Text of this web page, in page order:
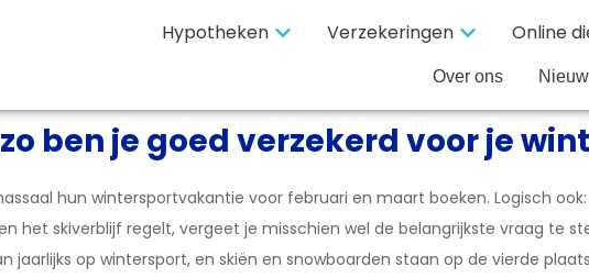
Hypotheken Verzekeringen Online
Over ons
ben je goed verzekerd voor je
hun wintersportvakantie voor februari en maart boeken. Logisch
het skiverblijf regelt, vergeet je misschien wel de belangrijkste vraag te
jaarlijks op wintersport, en skiën en snowboarden staan op de vierde